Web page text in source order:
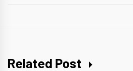
Related Post